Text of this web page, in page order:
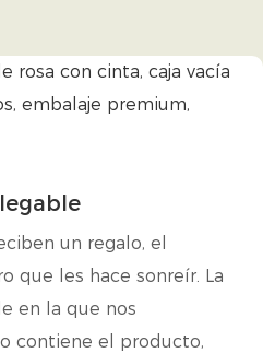
un regalo, el
que les hace sonreír. La
en la que nos
contiene el producto,